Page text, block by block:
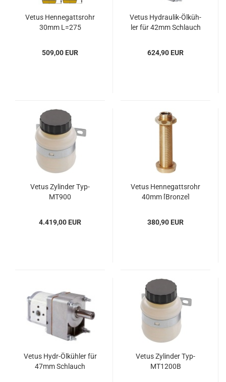
Vetus Hen­ne­gatts­rohr
30mm L=275
509,00 EUR
Vetus Hydraulik-​​Öl­küh­
ler für 42mm Schlauch
624,90 EUR
Vetus Zy­lin­der Typ-​
MT900
4.419,00 EUR
Vetus Hen­ne­gatts­rohr
40mm [Bron­ze]
380,90 EUR
Vetus Hydr-​Öl­küh­ler für
47mm Schlauch
Vetus Zy­lin­der Typ-​
MT1200B